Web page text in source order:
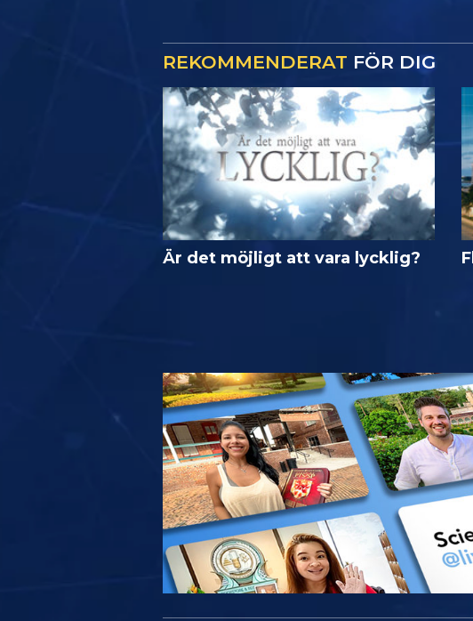
REKOMMENDERAT FÖR DIG
Är det möjligt att vara lycklig?